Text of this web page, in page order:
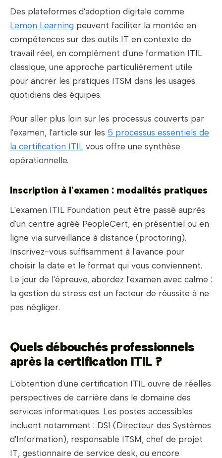
Des plateformes d'adoption digitale comme
Lemon Learning peuvent faciliter la montée en
compétences sur des outils IT en contexte de
travail réel, en complément d'une formation ITIL
classique, une approche particulièrement utile
pour ancrer les pratiques ITSM dans les usages
quotidiens des équipes.
Pour aller plus loin sur les processus couverts par
l'examen, l'article sur les 5 processus essentiels de
la certification ITIL vous offre une synthèse
opérationnelle.
Inscription à l'examen : modalités pratiques
L'examen ITIL Foundation peut être passé auprès
d'un centre agréé PeopleCert, en présentiel ou en
ligne via surveillance à distance (proctoring).
Inscrivez-vous suffisamment à l'avance pour
choisir la date et le format qui vous conviennent.
Le jour de l'épreuve, abordez l'examen avec calme :
la gestion du stress est un facteur de réussite à ne
pas négliger.
Quels débouchés professionnels
après la certification ITIL ?
L'obtention d'une certification ITIL ouvre de réelles
perspectives de carrière dans le domaine des
services informatiques. Les postes accessibles
incluent notamment : DSI (Directeur des Systèmes
d'Information), responsable ITSM, chef de projet
IT, gestionnaire de service desk, ou encore